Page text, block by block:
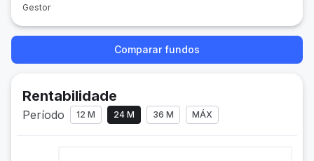
Gestor
Comparar fundos
Rentabilidade
Período 12 M 24 M 36 M MÁX